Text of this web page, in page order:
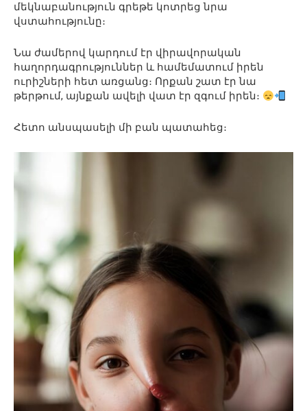
մեկնաբանություն գրեթե կոտրեց նրա
վստահությունը։
Նա ժամերով կարդում էր վիրավորական
հաղորդագրություններ և համեմատում իրեն
ուրիշների հետ առցանց։ Որքան շատ էր նա
թերթում, այնքան ավելի վատ էր զգում իրեն։
Հետո անսպասելի մի բան պատահեց։